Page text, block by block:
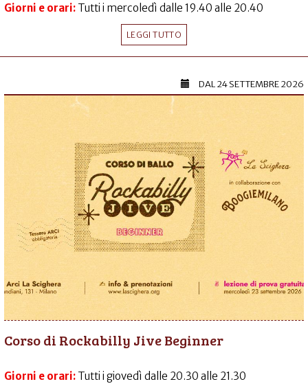
Giorni e orari: Tutti i mercoledì dalle 19.40 alle 20.40
LEGGI TUTTO
DAL24 SETTEMBRE 2026
Corso di Rockabilly Jive Beginner
Giorni e orari: Tutti i giovedì dalle 20.30 alle 21.30